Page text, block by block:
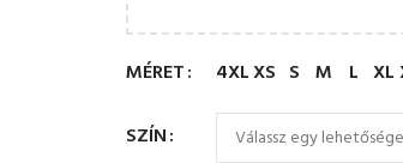
MÉRET 4XLXS S M L XL
SZÍN